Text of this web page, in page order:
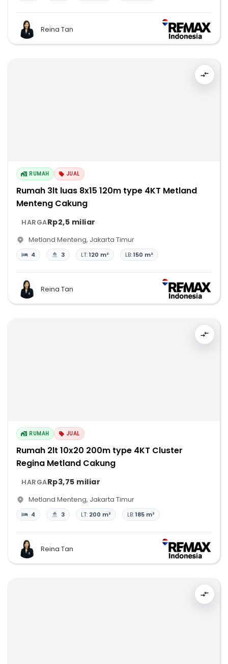
Reina Tan
RUMAH JUAL
Rumah 3lt luas 8x15 120m type 4KT Metland
Menteng Cakung
HARGARp2,5 miliar
Metland Menteng, Jakarta Timur
4 3 LT:120 m² LB:150 m²
Reina Tan
RUMAH JUAL
Rumah 2lt 10x20 200m type 4KT Cluster
Regina Metland Cakung
HARGARp3,75 miliar
Metland Menteng, Jakarta Timur
4 3 LT: 200 m² LB:185 m²
Reina Tan